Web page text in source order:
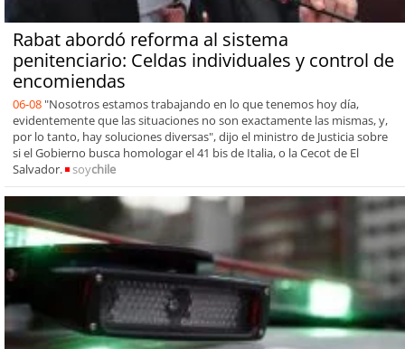
Rabat abordó reforma al sistema
penitenciario: Celdas individuales y control de
encomiendas
06-08 "Nosotros estamos trabajando en lo que tenemos hoy día,
evidentemente que las situaciones no son exactamente las mismas, y,
por lo tanto, hay soluciones diversas", dijo el ministro de Justicia sobre
si el Gobierno busca homologar el 41 bis de Italia, o la Cecot de El
Salvador.
soychile